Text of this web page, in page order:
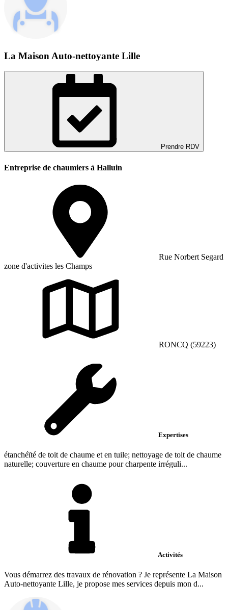
La Maison Auto-nettoyante Lille
Prendre RDV
Entreprise de chaumiers à Halluin
Rue Norbert Segard
zone d'activites les Champs
RONCQ (59223)
Expertises
étanchéïté de toit de chaume et en tuile; nettoyage de toit de chaume
naturelle; couverture en chaume pour charpente irréguli...
Activités
Vous démarrez des travaux de rénovation ? Je représente La Maison
Auto-nettoyante Lille, je propose mes services depuis mon d...